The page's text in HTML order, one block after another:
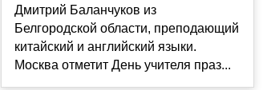
Дмитрий Баланчуков из
Белгородской области, преподающий
китайский и английский языки.
Москва отметит День учителя праз...